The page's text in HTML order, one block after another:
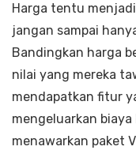
Harga tentu
jangan sampai
Bandingkan harga
nilai yang mereka
mendapatkan fitur
mengeluarkan
menawarkan paket